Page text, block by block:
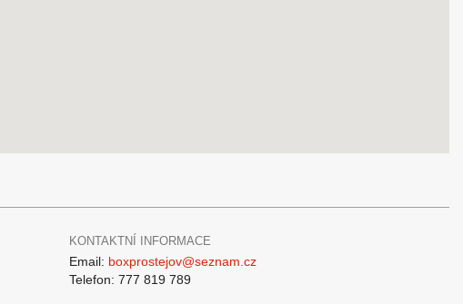
KONTAKTNÍ INFORMACE
Email: boxprostejov@seznam.cz
Telefon: 777 819 789